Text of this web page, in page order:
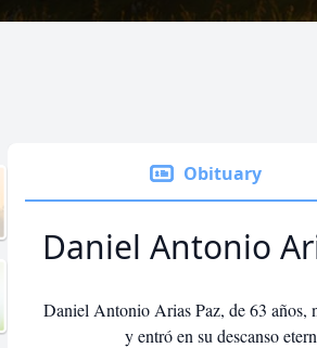
Obituary
Daniel Antonio
Daniel Antonio Arias Paz, de 63 años,
y entró en su descanso